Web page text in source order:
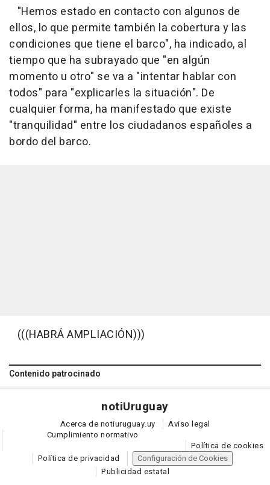
"Hemos estado en contacto con algunos de
ellos, lo que permite también la cobertura y las
condiciones que tiene el barco", ha indicado, al
tiempo que ha subrayado que "en algún
momento u otro" se va a "intentar hablar con
todos" para "explicarles la situación". De
cualquier forma, ha manifestado que existe
"tranquilidad" entre los ciudadanos españoles a
bordo del barco.
(((HABRÁ AMPLIACIÓN)))
Contenido patrocinado
notiUruguay
Acerca de notiuruguay.uy
Aviso legal
Cumplimiento normativo
Política de cookies
Política de privacidad
Configuración de Cookies
Publicidad estatal